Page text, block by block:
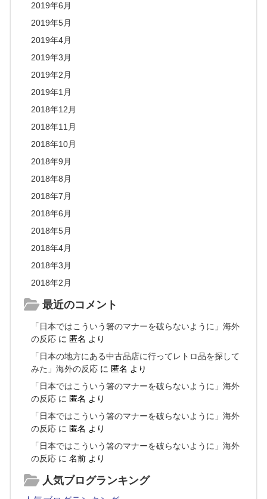
2019年6月
2019年5月
2019年4月
2019年3月
2019年2月
2019年1月
2018年12月
2018年11月
2018年10月
2018年9月
2018年8月
2018年7月
2018年6月
2018年5月
2018年4月
2018年3月
2018年2月
最近のコメント
「日本ではこういう箸のマナーを破らないように」海外
の反応 に 匿名 より
「日本の地方にある中古品店に行ってレトロ品を探して
みた」海外の反応 に 匿名 より
「日本ではこういう箸のマナーを破らないように」海外
の反応 に 匿名 より
「日本ではこういう箸のマナーを破らないように」海外
の反応 に 匿名 より
「日本ではこういう箸のマナーを破らないように」海外
の反応 に名前 より
人気ブログランキング